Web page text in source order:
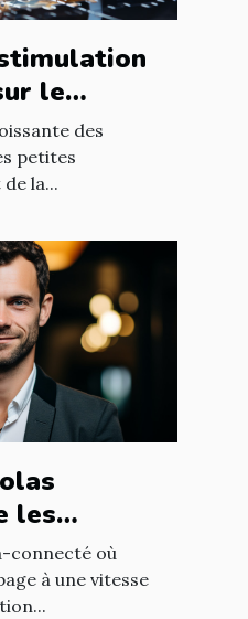
le
des
petites
la...
les
connecté où
à une vitesse